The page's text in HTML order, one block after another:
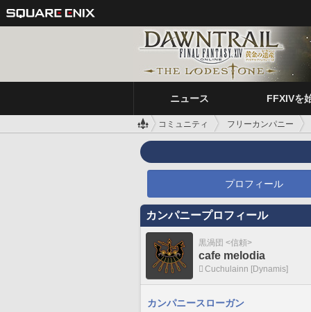
ニュース FFXIVを
コミュニティ フリーカンパニー
プロフィール
カンパニープロフィール
黒渦団 <信頼>
cafe melodia
Cuchulainn [Dynamis]
カンパニースローガン